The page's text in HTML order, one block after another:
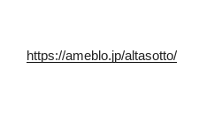
https://ameblo.jp/altasotto/